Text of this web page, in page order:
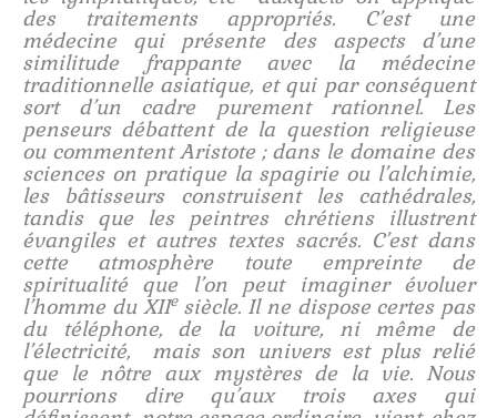
des traitements appropriés. C’est une
médecine qui présente des aspects d’une
similitude frappante avec la médecine
traditionnelle asiatique, et qui par conséquent
sort d’un cadre purement rationnel. Les
penseurs débattent de la question religieuse
ou commentent Aristote ; dans le domaine des
sciences on pratique la spagirie ou l’alchimie,
les bâtisseurs construisent les cathédrales,
tandis que les peintres chrétiens illustrent
évangiles et autres textes sacrés. C’est dans
cette atmosphère toute empreinte de
spiritualité que l’on peut imaginer évoluer
l’homme du XIIesiècle. Il ne dispose certes pas
du téléphone, de la voiture, ni même de
l’électricité, mais son univers est plus relié
que le nôtre aux mystères de la vie. Nous
pourrions dire qu’aux trois axes qui